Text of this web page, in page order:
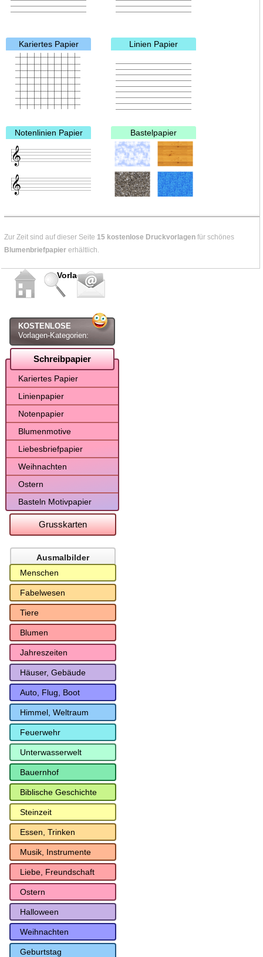
Kariertes Papier Linien Papier
Notenlinien Papier Bastelpapier
Zur Zeit sind auf dieser Seite 15 kostenlose Druckvorlagen für schönes
Blumenbriefpapier erhältlich.
Vorlagen
KOSTENLOSE
Vorlagen-Kategorien:
Schreibpapier
Kariertes Papier
Linienpapier
Notenpapier
Blumenmotive
Liebesbriefpapier
Weihnachten
Ostern
Basteln Motivpapier
Grusskarten
Ausmalbilder
Menschen
Fabelwesen
Tiere
Blumen
Jahreszeiten
Häuser, Gebäude
Auto, Flug, Boot
Himmel, Weltraum
Feuerwehr
Unterwasserwelt
Bauernhof
Biblische Geschichte
Steinzeit
Essen, Trinken
Musik, Instrumente
Liebe, Freundschaft
Ostern
Halloween
Weihnachten
Geburtstag